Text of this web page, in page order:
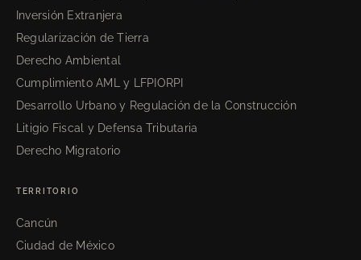
Inversión Extranjera
Regularización de Tierra
Derecho Ambiental
Cumplimiento AML y LFPIORPI
Desarrollo Urbano y Regulación de la Construcción
Litigio Fiscal y Defensa Tributaria
Derecho Migratorio
TERRITORIO
Cancún
Ciudad de México